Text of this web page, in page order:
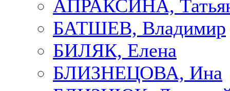
АПРАКСИНА,
БАТШЕВ, Владимир
БИЛЯК, Елена
БЛИЗНЕЦОВА, Ина